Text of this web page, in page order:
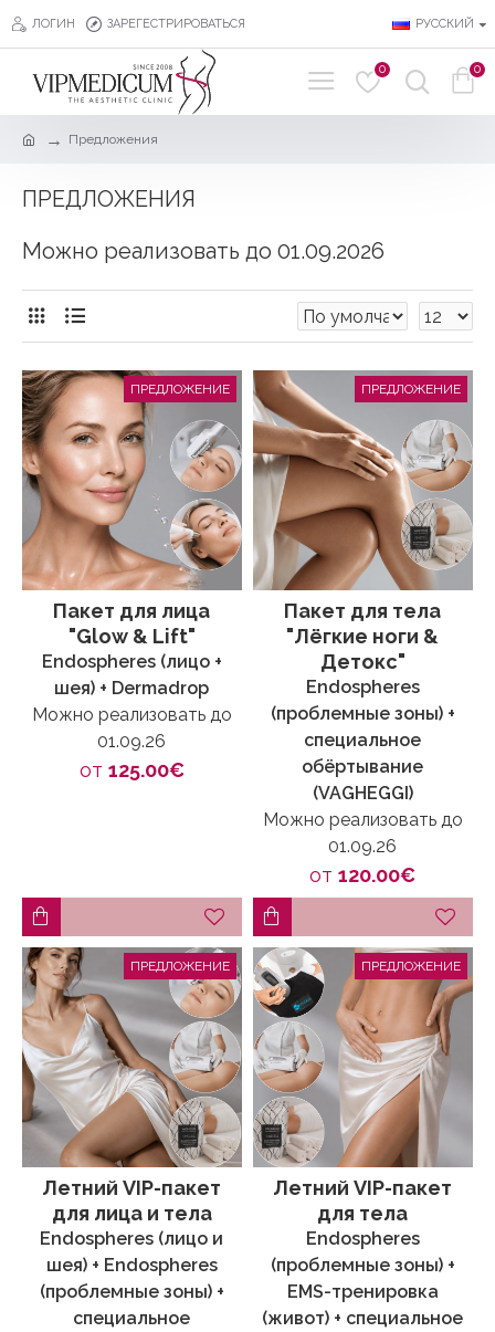
ЛОГИН ЗАРЕГЕСТРИРОВАТЬСЯ РУССКИЙ
0 0
Предложения
ПРЕДЛОЖЕНИЯ
Можно реализовать до 01.09.2026
ПРЕДЛОЖЕНИЕ
Пакет для лица
"Glow & Lift"
Endospheres (лицо +
шея) + Dermadrop
Можно реализовать до
01.09.26
от 125.00€
ПРЕДЛОЖЕНИЕ
Пакет для тела
"Лёгкие ноги &
Детокс"
Endospheres
(проблемные зоны) +
специальное
обёртывание
(VAGHEGGI)
Можно реализовать до
01.09.26
от120.00€
ПРЕДЛОЖЕНИЕ
Летний VIP-пакет
для лица и тела
Endospheres (лицо и
шея) + Endospheres
(проблемные зоны) +
специальное
ПРЕДЛОЖЕНИЕ
Летний VIP-пакет
для тела
Endospheres
(проблемные зоны) +
EMS-тренировка
(живот) + специальное